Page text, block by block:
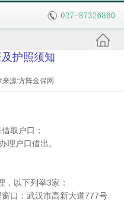
护照须知
源:方阵金保网
取户口；
理户口借出。
，以下列举3家：
口：武汉市高新大道777号